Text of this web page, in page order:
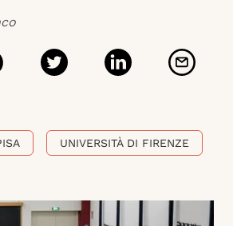
UNIVERSITÀ DI FIRENZE